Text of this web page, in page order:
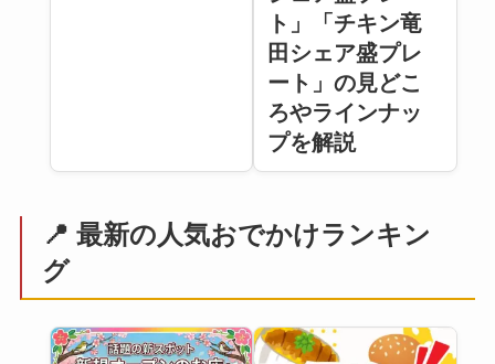
ト」「チキン竜
田シェア盛プレ
ート」の見どこ
ろやラインナッ
プを解説
📍 最新の人気おでかけランキン
グ